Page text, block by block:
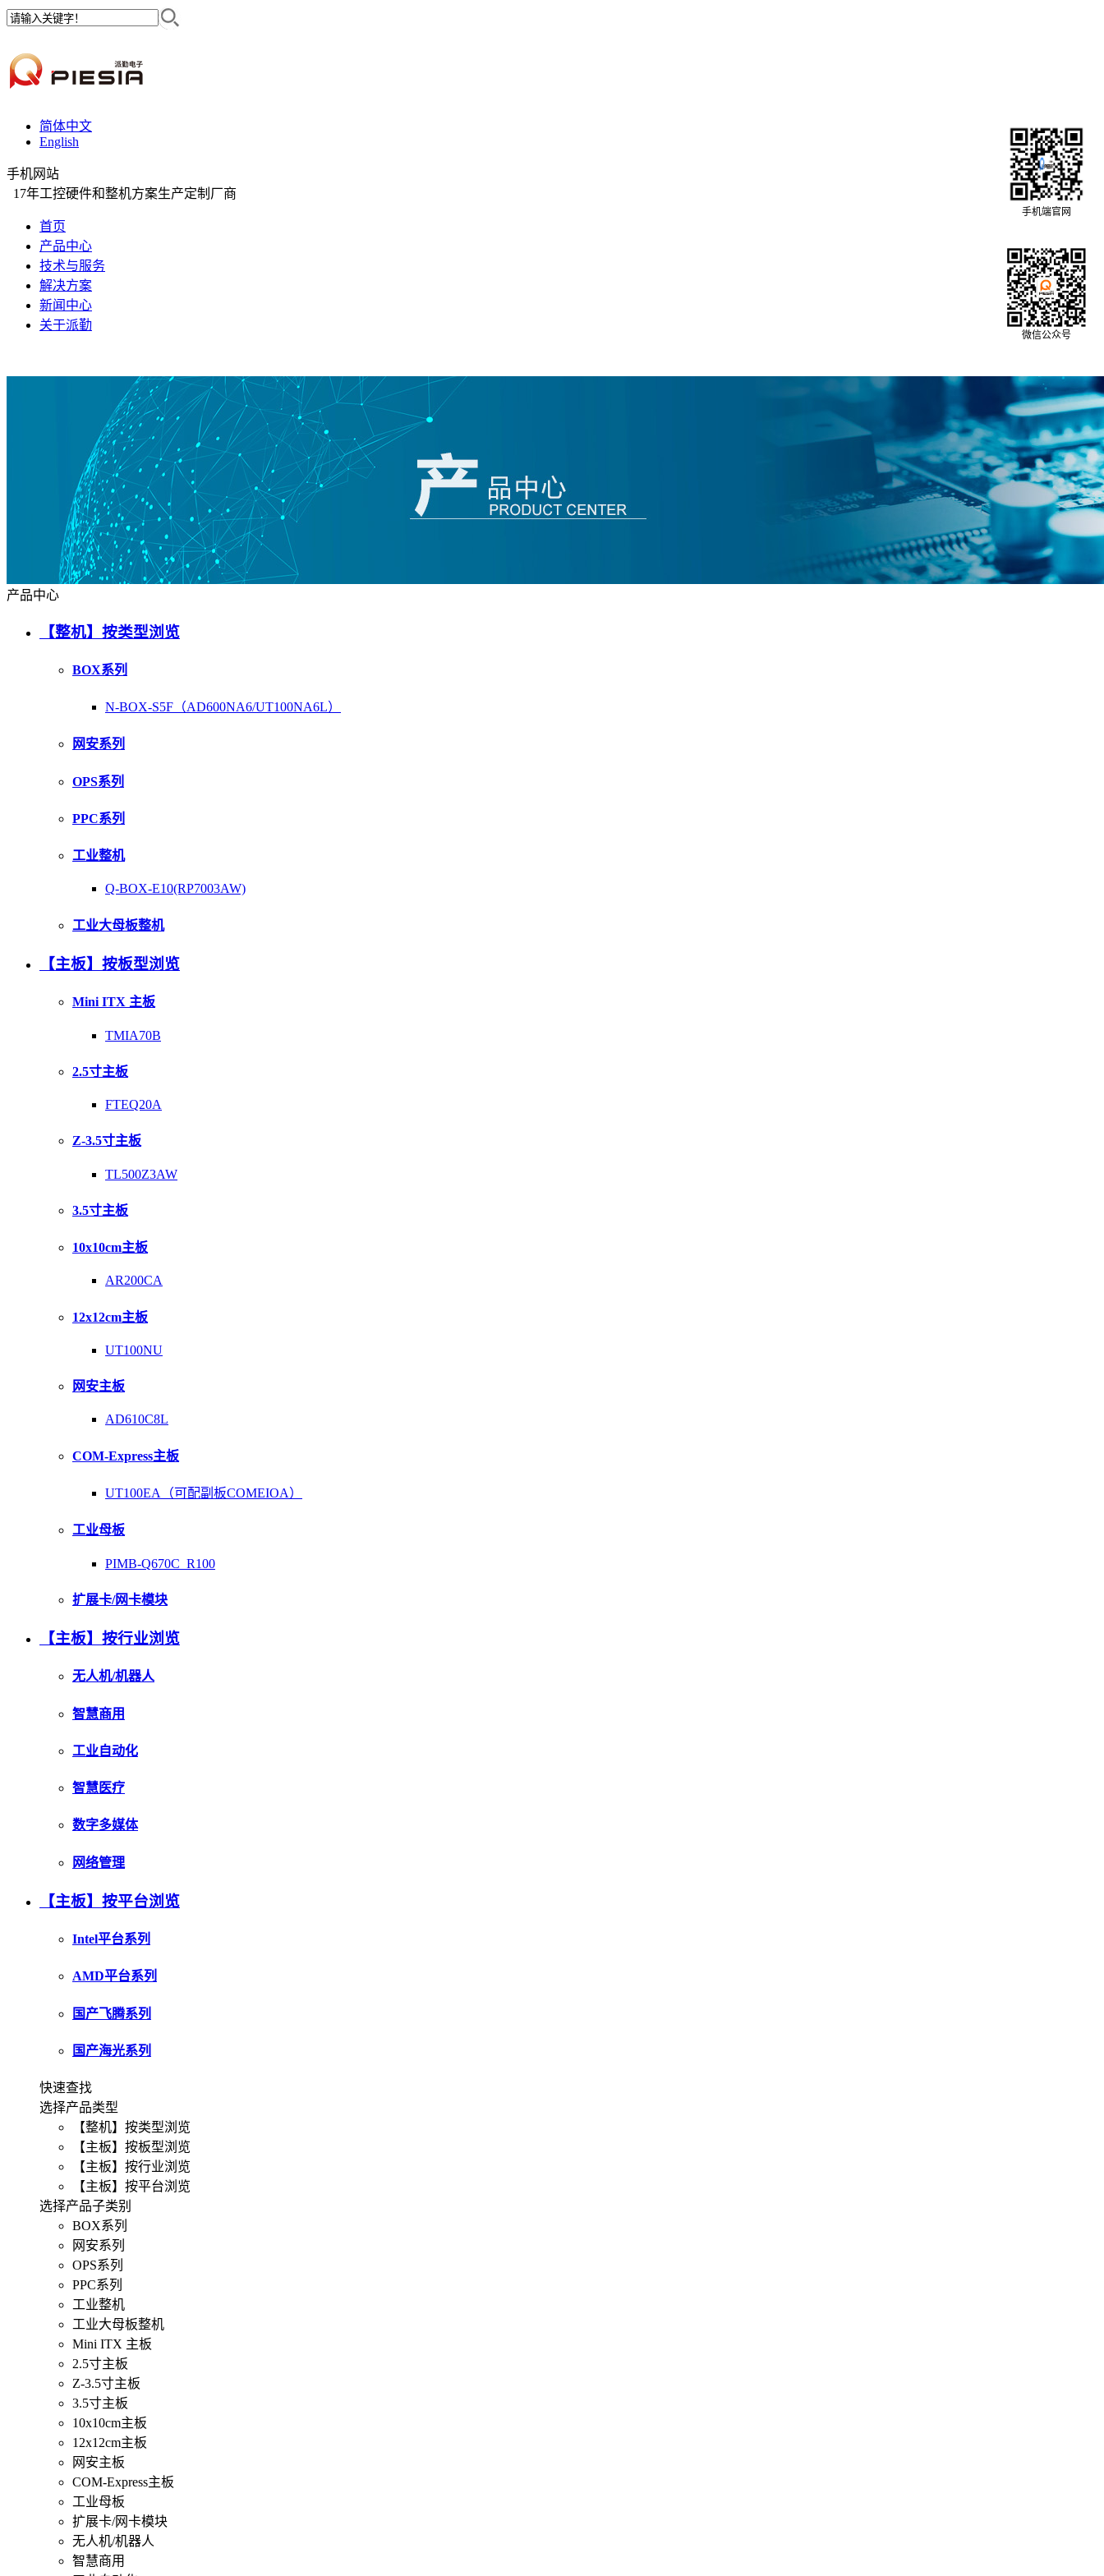
简体中文
English
手机网站
17年工控硬件和整机方案生产定制厂商
首页
产品中心
技术与服务
解决方案
新闻中心
关于派勤
产品中心
【整机】按类型浏览
BOX系列
N-BOX-S5F（AD600NA6/UT100NA6L）
网安系列
OPS系列
PPC系列
工业整机
Q-BOX-E10(RP7003AW)
工业大母板整机
【主板】按板型浏览
Mini ITX 主板
TMIA70B
2.5寸主板
FTEQ20A
Z-3.5寸主板
TL500Z3AW
3.5寸主板
10x10cm主板
AR200CA
12x12cm主板
UT100NU
网安主板
AD610C8L
COM-Express主板
UT100EA（可配副板COMEIOA）
工业母板
PIMB-Q670C_R100
扩展卡/网卡模块
【主板】按行业浏览
无人机/机器人
智慧商用
工业自动化
智慧医疗
数字多媒体
网络管理
【主板】按平台浏览
Intel平台系列
AMD平台系列
国产飞腾系列
国产海光系列
快速查找
选择产品类型
【整机】按类型浏览
【主板】按板型浏览
【主板】按行业浏览
【主板】按平台浏览
选择产品子类别
BOX系列
网安系列
OPS系列
PPC系列
工业整机
工业大母板整机
Mini ITX 主板
2.5寸主板
Z-3.5寸主板
3.5寸主板
10x10cm主板
12x12cm主板
网安主板
COM-Express主板
工业母板
扩展卡/网卡模块
无人机/机器人
智慧商用
微信公众号
手机端官网